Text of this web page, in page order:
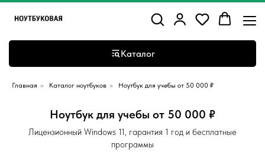
Каталог
Главная » Каталог ноутбуков » Ноутбук для учебы от 50 000 ₽
Ноутбук для учебы от 50 000 ₽
Лицензионный Windows 11, гарантия 1 год и бесплатные
программы